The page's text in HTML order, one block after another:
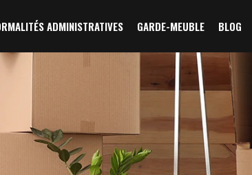
ADMINISTRATIVES GARDE-MEUBLE BLOG